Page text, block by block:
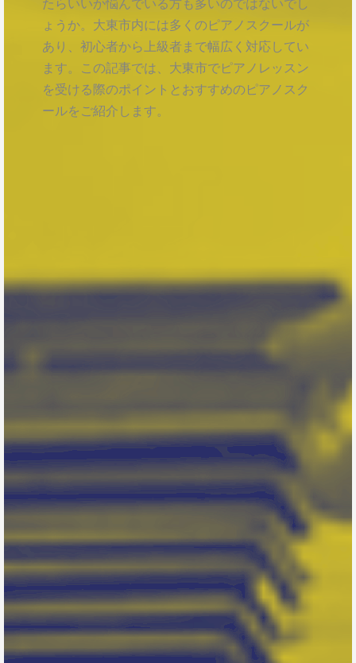
たらいいか悩んでいる方も多いのではないでし
ょうか。大東市内には多くのピアノスクールが
あり、初心者から上級者まで幅広く対応してい
ます。この記事では、大東市でピアノレッスン
を受ける際のポイントとおすすめのピアノスク
ールをご紹介します。